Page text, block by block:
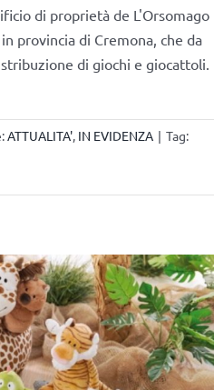
di proprietà de L'Orsomago
provincia di Cremona, che da
di giochi e giocattoli.
ATTUALITA', IN EVIDENZA | Tag: